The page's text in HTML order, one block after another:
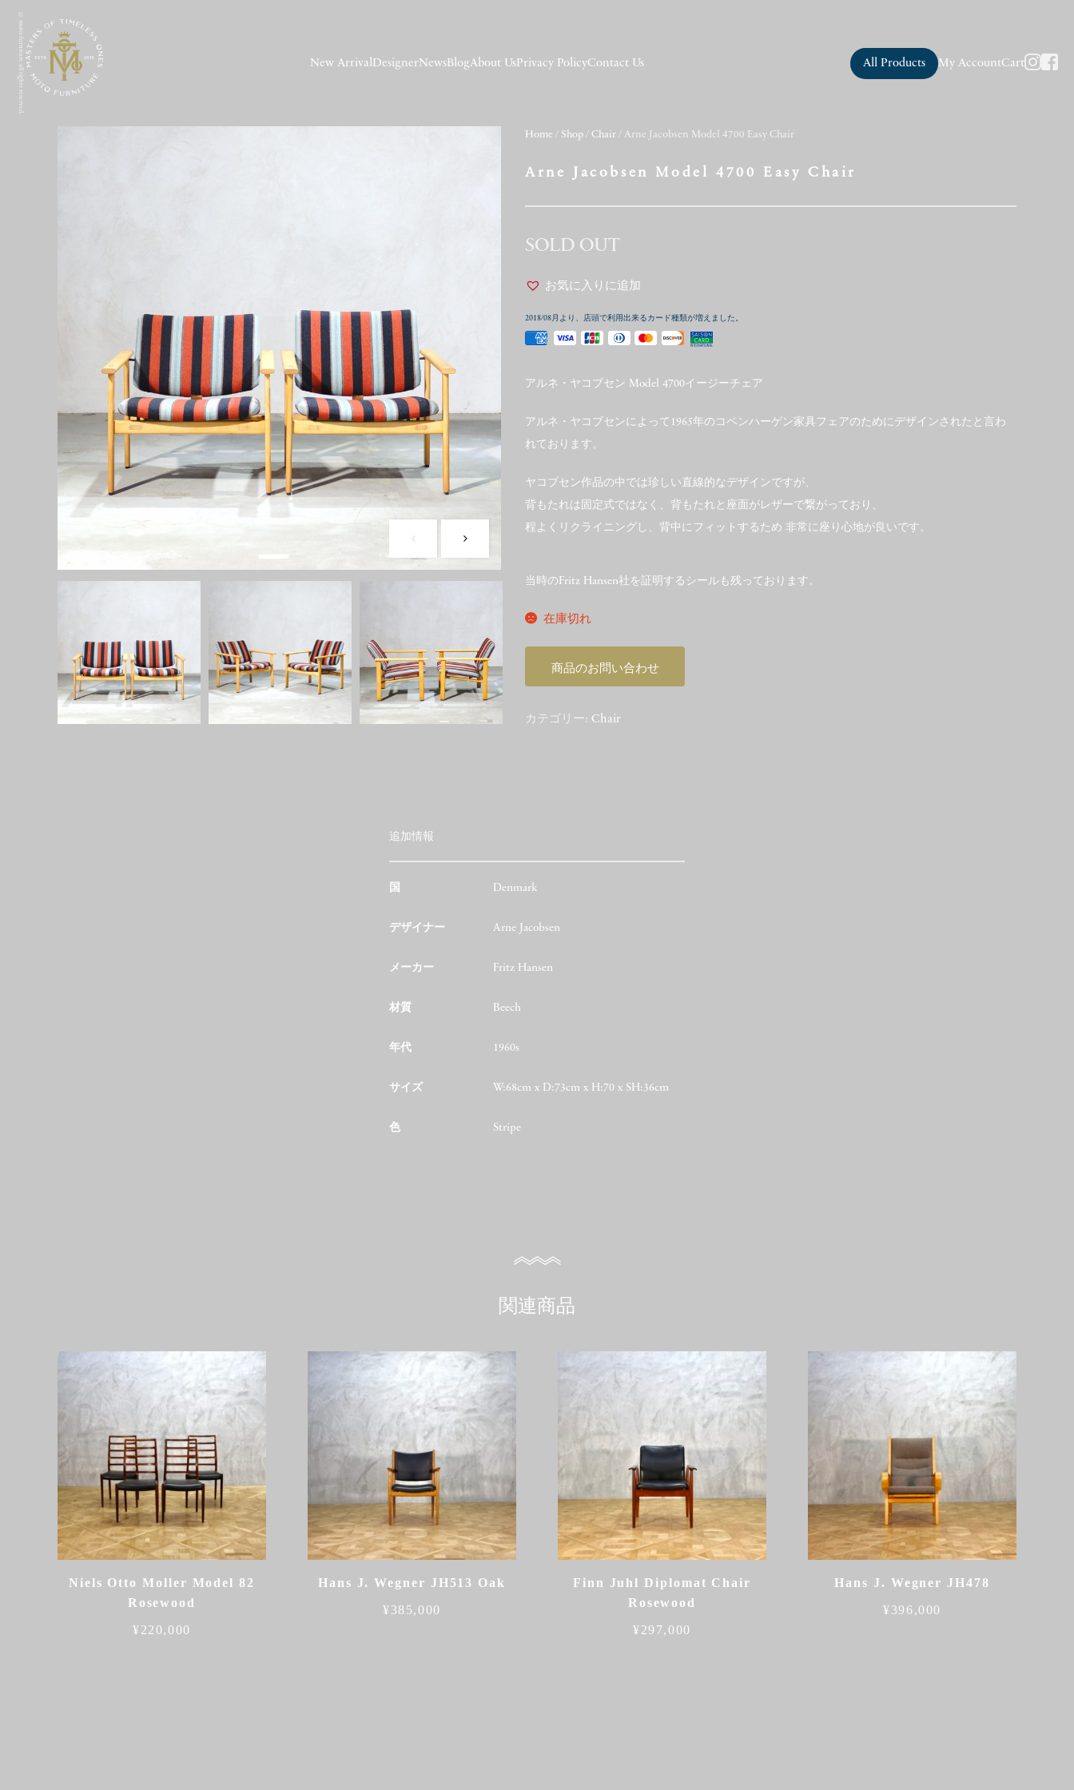
© moto furniture all rights reserved. New Arrival DesignerNewsBlogAbout UsPrivacy PolicyContact Us All Products My AccountCart
Home / Shop / Chair / Arne Jacobsen Model 4700 Easy Chair
Arne Jacobsen Model 4700 Easy Chair
SOLD OUT
お気に入りに追加
2018/08月より、店頭で利用出来るカード種類が増えました。
アルネ・ヤコブセン Model 4700イージーチェア
アルネ・ヤコブセンによって1965年のコペンハーゲン家具フェアのためにデザインされたと言わ
れております。
ヤコブセン作品の中では珍しい直線的なデザインですが、
背もたれは固定式ではなく、背もたれと座面がレザーで繋がっており、
程よくリクライニングし、背中にフィットするため 非常に座り心地が良いです。
当時のFritz Hansen社を証明するシールも残っております。
在庫切れ
商品のお問い合わせ
カテゴリー: Chair
追加情報
国 Denmark
デザイナー Arne Jacobsen
メーカー Fritz Hansen
材質 Beech
年代 1960s
サイズ W:68cm x D:73cm x H:70 x SH:36cm
色 Stripe
関連商品
Niels Otto Moller Model 82
Rosewood
¥220,000
Hans J. Wegner JH513 Oak
¥385,000
Finn Juhl Diplomat Chair
Rosewood
¥297,000
Hans J. Wegner JH478
¥396,000